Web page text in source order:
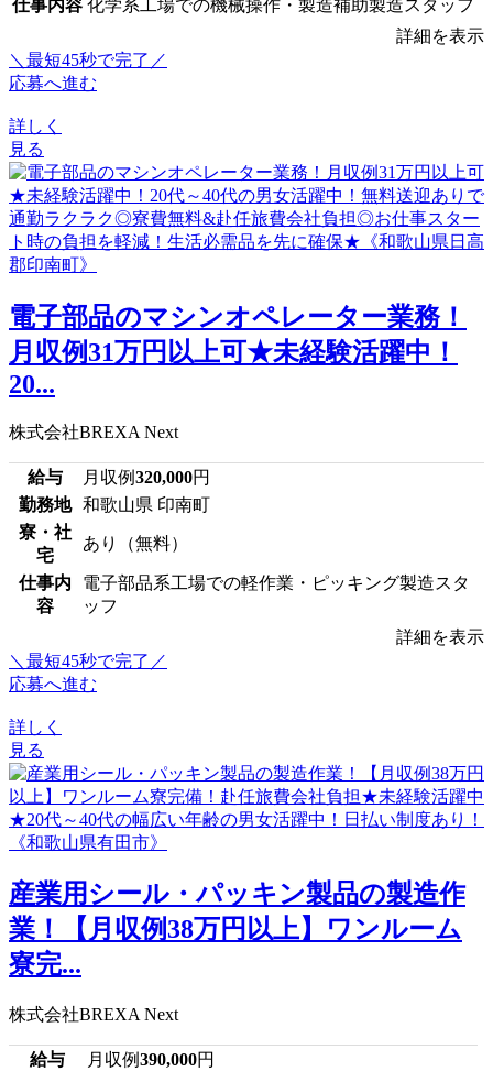
仕事内容 化学系工場での機械操作・製造補助製造スタッフ
詳細を表示
＼最短45秒で完了／
応募へ進む
詳しく
見る
電子部品のマシンオペレーター業務！
月収例31万円以上可★未経験活躍中！
20...
株式会社BREXA Next
給与 月収例320,000円
勤務地 和歌山県 印南町
寮・社
宅
あり（無料）
仕事内
容
電子部品系工場での軽作業・ピッキング製造スタ
ッフ
詳細を表示
＼最短45秒で完了／
応募へ進む
詳しく
見る
産業用シール・パッキン製品の製造作
業！【月収例38万円以上】ワンルーム
寮完...
株式会社BREXA Next
給与 月収例390,000円